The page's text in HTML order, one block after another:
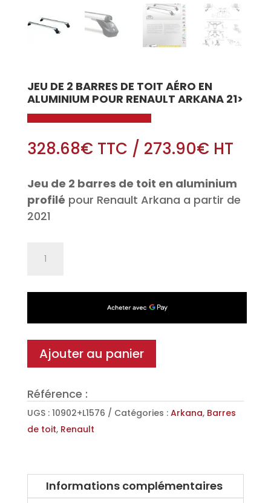
JEU DE 2 BARRES DE TOIT AÉRO EN
ALUMINIUM POUR RENAULT ARKANA 21>
328.68€TTC / 273.90€HT
Jeu de 2 barres de toit en aluminium
profilé pour Renault Arkana a partir de
2021
toit
en
Aluminium
pour
21>
Ajouter au panier
Référence :
UGS : 10902+L1576 Catégories : Arkana, Barres
de toit, Renault
Informations complémentaires